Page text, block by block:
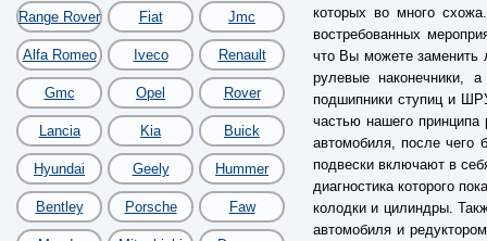
Range Rover Fiat Jmc
Alfa Romeo Iveco Renault
Gmc Opel Rover
Lancia Kia Buick
Hyundai Geely Hummer
Bentley Porsche Faw
которых во много
востребованных
что Вы можете заменить
рулевые наконечники,
подшипники ступиц и
частью нашего принципа
автомобиля, после чего
подвески включают в
диагностика которого
колодки и цилиндры.
автомобиля и